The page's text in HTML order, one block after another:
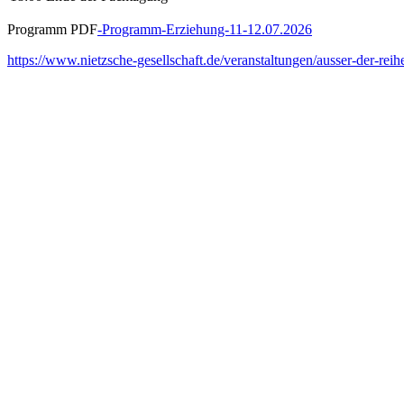
Programm PDF-Programm-Erziehung-11-12.07.2026
https://www.nietzsche-gesellschaft.de/veranstaltungen/ausser-der-